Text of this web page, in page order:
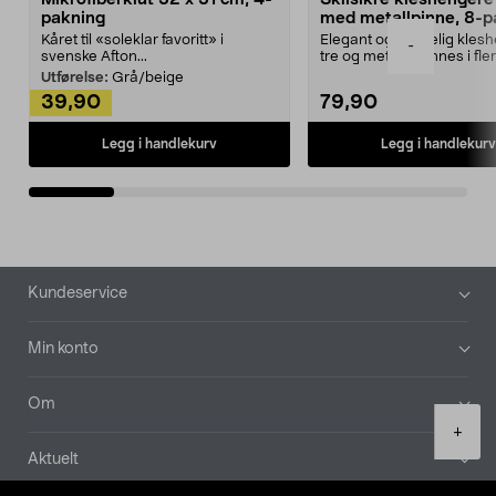
-
+
pakning
Kåret til «soleklar favoritt» i
svenske Afton...
Utførelse: Grå/beige
39,90
Legg i handlekurv
med metallpinne, 8-
Elegant og skikkelig
tre og metall – finnes i
79,90
Legg i handlekurv
Bunntekst
Kundeservice
Min konto
Om
Aktuelt